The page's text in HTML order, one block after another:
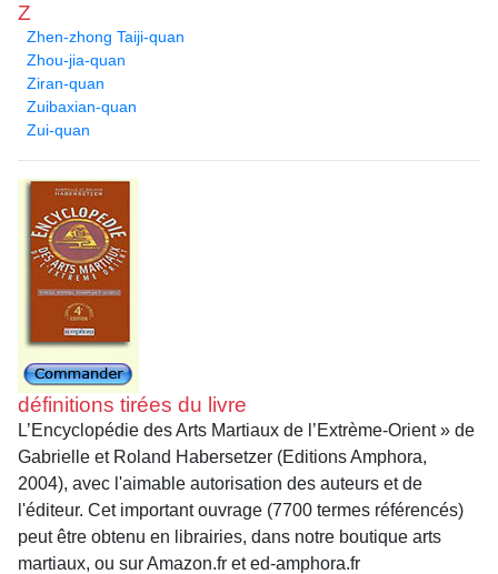
Z
Zhen-zhong Taiji-quan
Zhou-jia-quan
Ziran-quan
Zuibaxian-quan
Zui-quan
définitions tirées du livre
L’Encyclopédie des Arts Martiaux de l’Extrème-Orient » de
Gabrielle et Roland Habersetzer (Editions Amphora,
2004), avec l'aimable autorisation des auteurs et de
l'éditeur. Cet important ouvrage (7700 termes référencés)
peut être obtenu en librairies, dans notre boutique arts
martiaux, ou sur Amazon.fr et ed-amphora.fr